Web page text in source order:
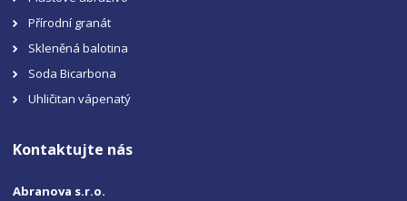
Přírodní granát
Skleněná balotina
Soda Bicarbona
Uhličitan vápenatý
Kontaktujte nás
Abranova s.r.o.